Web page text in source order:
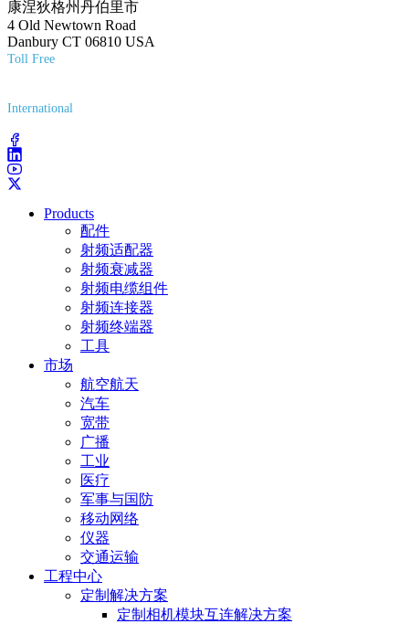
康涅狄格州丹伯里市
4 Old Newtown Road
Danbury CT 06810 USA
Toll Free
International
Products
配件
射频适配器
射频衰减器
射频电缆组件
射频连接器
射频终端器
工具
市场
航空航天
汽车
宽带
广播
工业
医疗
军事与国防
移动网络
仪器
交通运输
工程中心
定制解决方案
定制相机模块互连解决方案